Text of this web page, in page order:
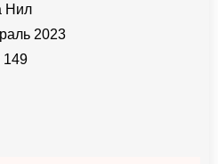
Нил
2023
149